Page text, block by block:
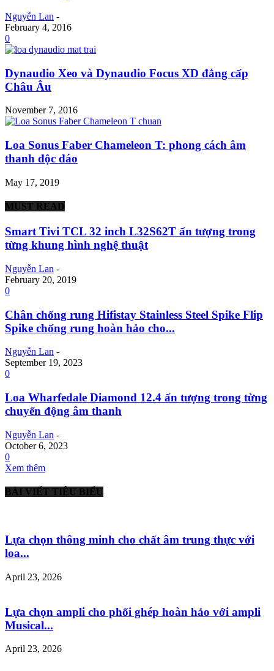
Nguyễn Lan -
February 4, 2016
0
Dynaudio Xeo và Dynaudio Focus XD đẳng cấp
Châu Âu
November 7, 2016
Loa Sonus Faber Chameleon T: phong cách âm
thanh độc đáo
May 17, 2019
MUST READ
Smart Tivi TCL 32 inch L32S62T ấn tượng trong
từng khung hình nghệ thuật
Nguyễn Lan -
February 20, 2019
0
Chân chống rung Hifistay Stainless Steel Spike Flip
Spike chống rung hoàn hảo cho...
Nguyễn Lan -
September 19, 2023
0
Loa Wharfedale Diamond 12.4 ấn tượng trong từng
chuyển động âm thanh
Nguyễn Lan -
October 6, 2023
0
Xem thêm
BÀI VIẾT TIÊU BIỂU
Lựa chọn thông minh cho chất âm trung thực với
loa...
April 23, 2026
Lựa chọn ampli cho phối ghép hoàn hảo với ampli
Musical...
April 23, 2026